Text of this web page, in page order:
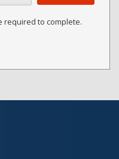
required to complete.